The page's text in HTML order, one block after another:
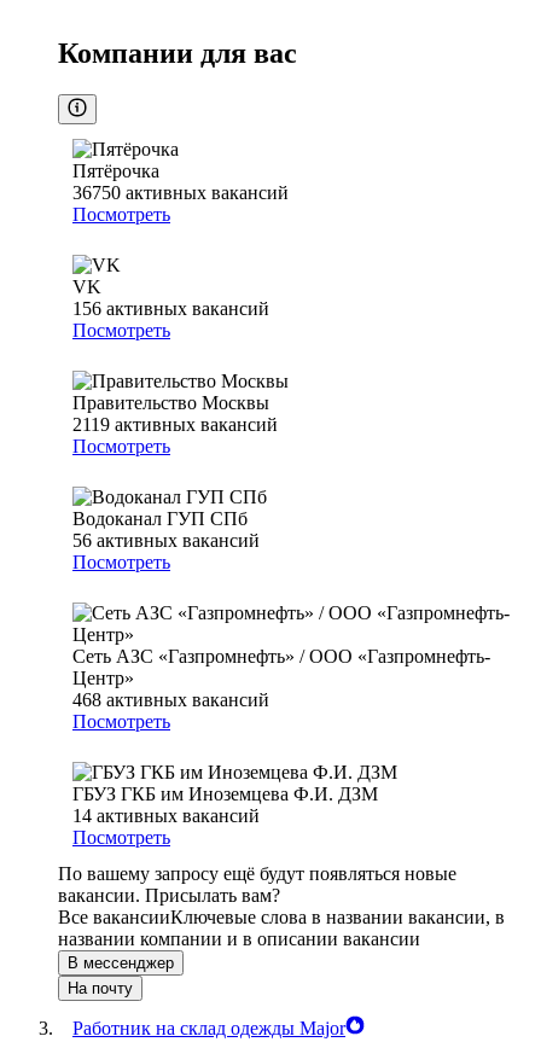
Компании для вас
Пятёрочка
36750 активных вакансий
Посмотреть
VK
156 активных вакансий
Посмотреть
Правительство Москвы
2119 активных вакансий
Посмотреть
Водоканал ГУП СПб
56 активных вакансий
Посмотреть
Сеть АЗС «Газпромнефть» / ООО «Газпромнефть-
Центр»
468 активных вакансий
Посмотреть
ГБУЗ ГКБ им Иноземцева Ф.И. ДЗМ
14 активных вакансий
Посмотреть
По вашему запросу ещё будут появляться новые
вакансии. Присылать вам?
Все вакансииКлючевые слова в названии вакансии, в
названии компании и в описании вакансии
В мессенджер
На почту
Работник на склад одежды Major